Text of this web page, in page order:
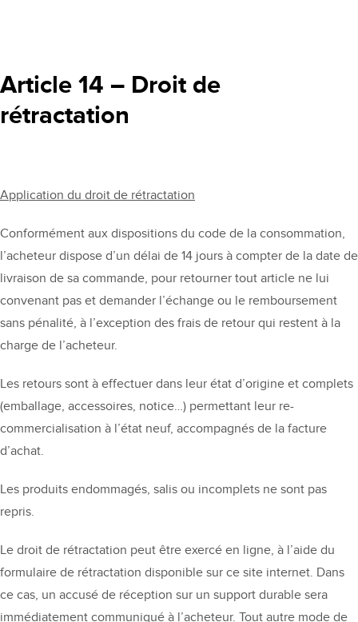
Article 14 – Droit de
rétractation
Application du droit de rétractation
Conformément aux dispositions du code de la consommation,
l’acheteur dispose d’un délai de 14 jours à compter de la date de
livraison de sa commande, pour retourner tout article ne lui
convenant pas et demander l’échange ou le remboursement
sans pénalité, à l’exception des frais de retour qui restent à la
charge de l’acheteur.
Les retours sont à effectuer dans leur état d’origine et complets
(emballage, accessoires, notice…) permettant leur re-
commercialisation à l’état neuf, accompagnés de la facture
d’achat.
Les produits endommagés, salis ou incomplets ne sont pas
repris.
Le droit de rétractation peut être exercé en ligne, à l’aide du
formulaire de rétractation disponible sur ce site internet. Dans
ce cas, un accusé de réception sur un support durable sera
immédiatement communiqué à l’acheteur. Tout autre mode de